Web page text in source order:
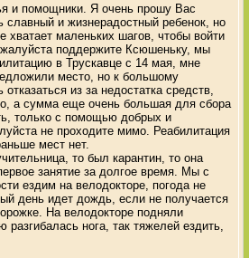
и помощники. Я очень прошу Вас
и жизнерадостный ребенок, но
хватает маленьких шагов, чтобы войти
поддержите Ксюшеньку, мы
в Трускавце с 14 мая, мне
место, но к большому
из за недостатка средств,
а сумма еще очень большая для сбора
только с помощью добрых и
не проходите мимо. Реабилитация
мест нет.
то был карантин, то она
занятие за долгое время. Мы с
ездим на велодокторе, погода не
день идет дождь, если не получается
На велодокторе подняли
нога, так тяжелей ездить,